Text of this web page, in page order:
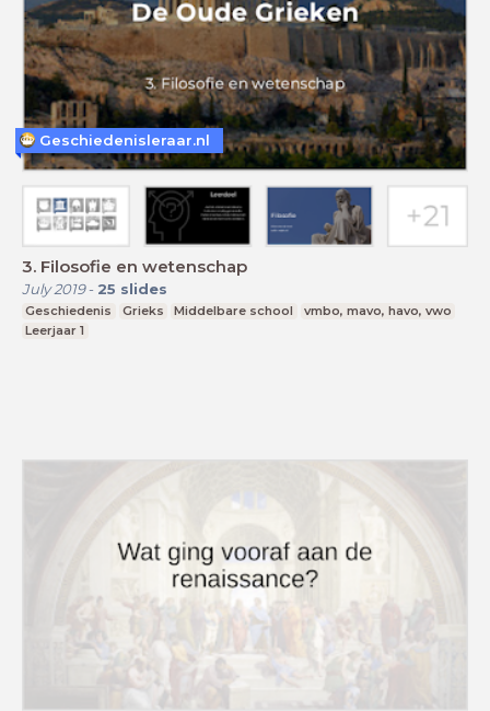
3. Filosofie en wetenschap
July 2019- 25 slides
Geschiedenis Grieks Middelbare school
vmbo, mavo, havo, vwo
Leerjaar 1
Geschiedenisleraar.nl